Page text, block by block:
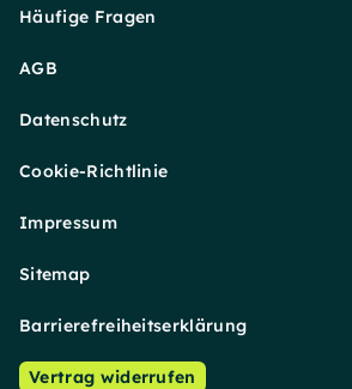
Häufige Fragen
AGB
Datenschutz
Cookie-Richtlinie
Impressum
Sitemap
Barrierefreiheitserklärung
Vertrag widerrufen